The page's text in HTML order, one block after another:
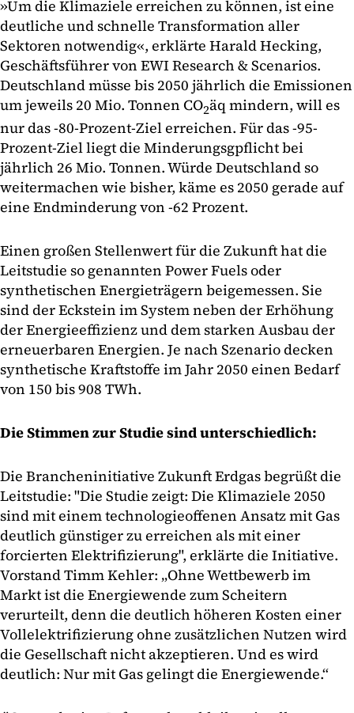
»Um die Klimaziele erreichen zu können, ist eine
deutliche und schnelle Transformation aller
Sektoren notwendig«, erklärte Harald Hecking,
Geschäftsführer von EWI Research & Scenarios.
Deutschland müsse bis 2050 jährlich die Emissionen
um jeweils 20 Mio. Tonnen CO2äq mindern, will es
nur das -80-Prozent-Ziel erreichen. Für das -95-
Prozent-Ziel liegt die Minderungsgpflicht bei
jährlich 26 Mio. Tonnen. Würde Deutschland so
weitermachen wie bisher, käme es 2050 gerade auf
eine Endminderung von -62 Prozent.
Einen großen Stellenwert für die Zukunft hat die
Leitstudie so genannten Power Fuels oder
synthetischen Energieträgern beigemessen. Sie
sind der Eckstein im System neben der Erhöhung
der Energieeffizienz und dem starken Ausbau der
erneuerbaren Energien. Je nach Szenario decken
synthetische Kraftstoffe im Jahr 2050 einen Bedarf
von 150 bis 908 TWh.
Die Stimmen zur Studie sind unterschiedlich:
Die Brancheninitiative Zukunft Erdgas begrüßt die
Leitstudie: "Die Studie zeigt: Die Klimaziele 2050
sind mit einem technologieoffenen Ansatz mit Gas
deutlich günstiger zu erreichen als mit einer
forcierten Elektrifizierung", erklärte die Initiative.
Vorstand Timm Kehler: „Ohne Wettbewerb im
Markt ist die Energiewende zum Scheitern
verurteilt, denn die deutlich höheren Kosten einer
Vollelektrifizierung ohne zusätzlichen Nutzen wird
die Gesellschaft nicht akzeptieren. Und es wird
deutlich: Nur mit Gas gelingt die Energiewende.“